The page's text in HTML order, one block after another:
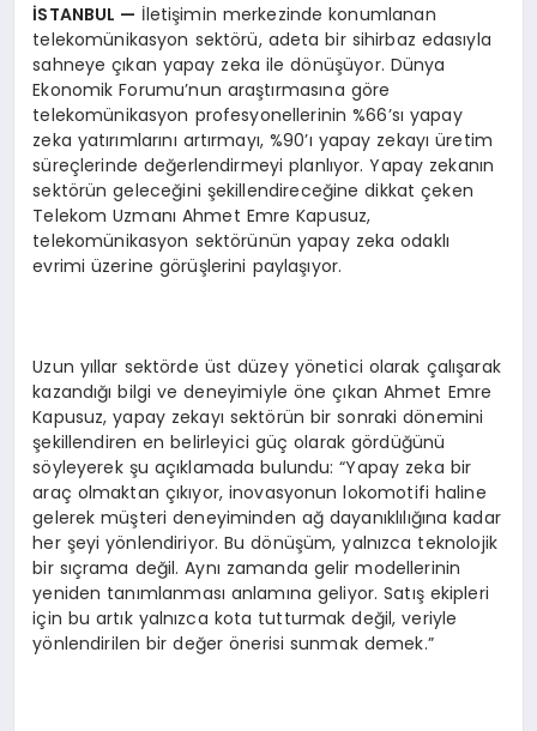
İSTANBUL — İletişimin merkezinde konumlanan
telekomünikasyon sektörü, adeta bir sihirbaz edasıyla
sahneye çıkan yapay zeka ile dönüşüyor. Dünya
Ekonomik Forumu’nun araştırmasına göre
telekomünikasyon profesyonellerinin %66’sı yapay
zeka yatırımlarını artırmayı, %90’ı yapay zekayı üretim
süreçlerinde değerlendirmeyi planlıyor. Yapay zekanın
sektörün geleceğini şekillendireceğine dikkat çeken
Telekom Uzmanı Ahmet Emre Kapusuz,
telekomünikasyon sektörünün yapay zeka odaklı
evrimi üzerine görüşlerini paylaşıyor.
Uzun yıllar sektörde üst düzey yönetici olarak çalışarak
kazandığı bilgi ve deneyimiyle öne çıkan Ahmet Emre
Kapusuz, yapay zekayı sektörün bir sonraki dönemini
şekillendiren en belirleyici güç olarak gördüğünü
söyleyerek şu açıklamada bulundu: “Yapay zeka bir
araç olmaktan çıkıyor, inovasyonun lokomotifi haline
gelerek müşteri deneyiminden ağ dayanıklılığına kadar
her şeyi yönlendiriyor. Bu dönüşüm, yalnızca teknolojik
bir sıçrama değil. Aynı zamanda gelir modellerinin
yeniden tanımlanması anlamına geliyor. Satış ekipleri
için bu artık yalnızca kota tutturmak değil, veriyle
yönlendirilen bir değer önerisi sunmak demek.”